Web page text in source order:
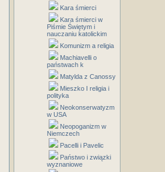
Kara śmierci
Kara śmierci w
Piśmie Świętym i
nauczaniu katolickim
Komunizm a religia
Machiavelli o
państwach k
Matylda z Canossy
Mieszko I religia i
polityka
Neokonserwatyzm
w USA
Neopoganizm w
Niemczech
Pacelli i Pavelic
Państwo i związki
wyznaniowe